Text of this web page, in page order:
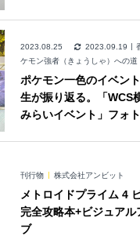
2023.08.25 2023.09.19
ケモン強者（きょうしゃ）への道
ポケモン一色のイベン
生が振り返る。「WCS
みらいイベント」フォ
刊行物 株式会社アンビット
メトロイドプライム 4
完全攻略本+ビジュアル
ブ